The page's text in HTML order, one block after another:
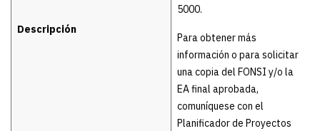
Descripción
5000.
Para obtener más
información o para solicitar
una copia del FONSI y/o la
EA final aprobada,
comuníquese con el
Planificador de Proyectos